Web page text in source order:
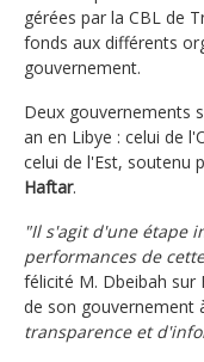
gérées par la CBL de
fonds aux différents
gouvernement.
Deux gouvernements
an en Libye : celui de
celui de l'Est, soutenu
Haftar.
"Il s'agit d'une étape
performances de
félicité M. Dbeibah sur
de son gouvernement
transparence et